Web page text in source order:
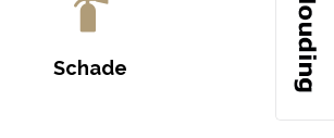
Schade